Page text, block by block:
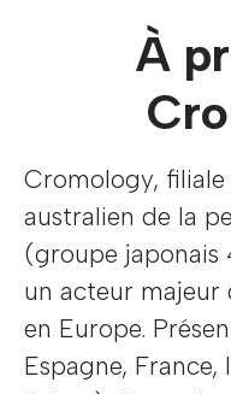
À
Cromology,
australien de la
(groupe japonais
un acteur majeur
en Europe.
Espagne,